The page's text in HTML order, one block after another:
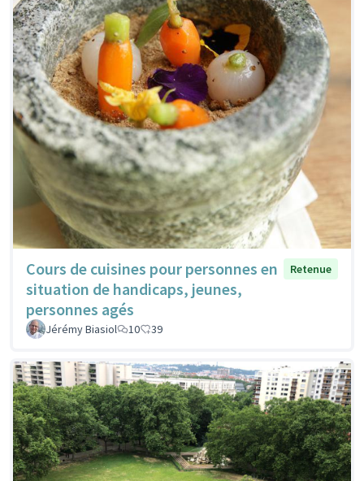
Cours de cuisines pour personnes en
situation de handicaps, jeunes,
personnes agés
Retenue
Jérémy Biasiol 10 39